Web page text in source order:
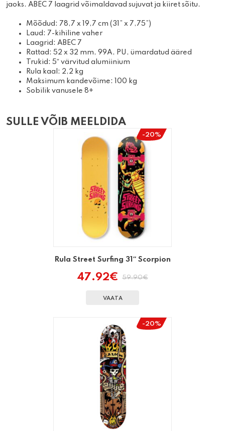
jaoks. ABEC 7 laagrid võimaldavad sujuvat ja kiiret sõitu.
Mõõdud: 78,7 x 19,7 cm (31” x 7,75”)
Laud: 7-kihiline vaher
Laagrid: ABEC 7
Rattad: 52 x 32 mm, 99A, PU, ümardatud ääred
Trukid: 5″ värvitud alumiinium
Rula kaal: 2,2 kg
Maksimum kandevõime: 100 kg
Sobilik vanusele 8+
SULLE VÕIB MEELDIDA
-20%
Rula Street Surfing 31″ Scorpion
59.90€
Algne
oli:
47.92€
Praegune
on:
VAATA
-20%